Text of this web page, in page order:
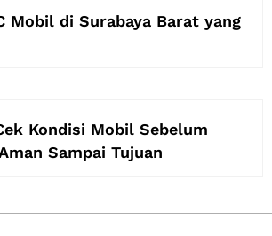
Mobil di Surabaya Barat yang
Kondisi Mobil Sebelum
Sampai Tujuan